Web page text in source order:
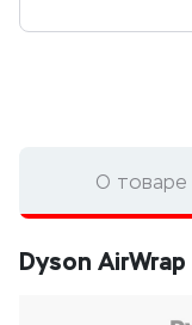
О товаре
Dyson